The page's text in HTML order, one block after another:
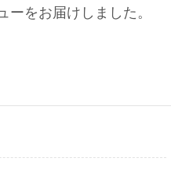
をお届けしました。